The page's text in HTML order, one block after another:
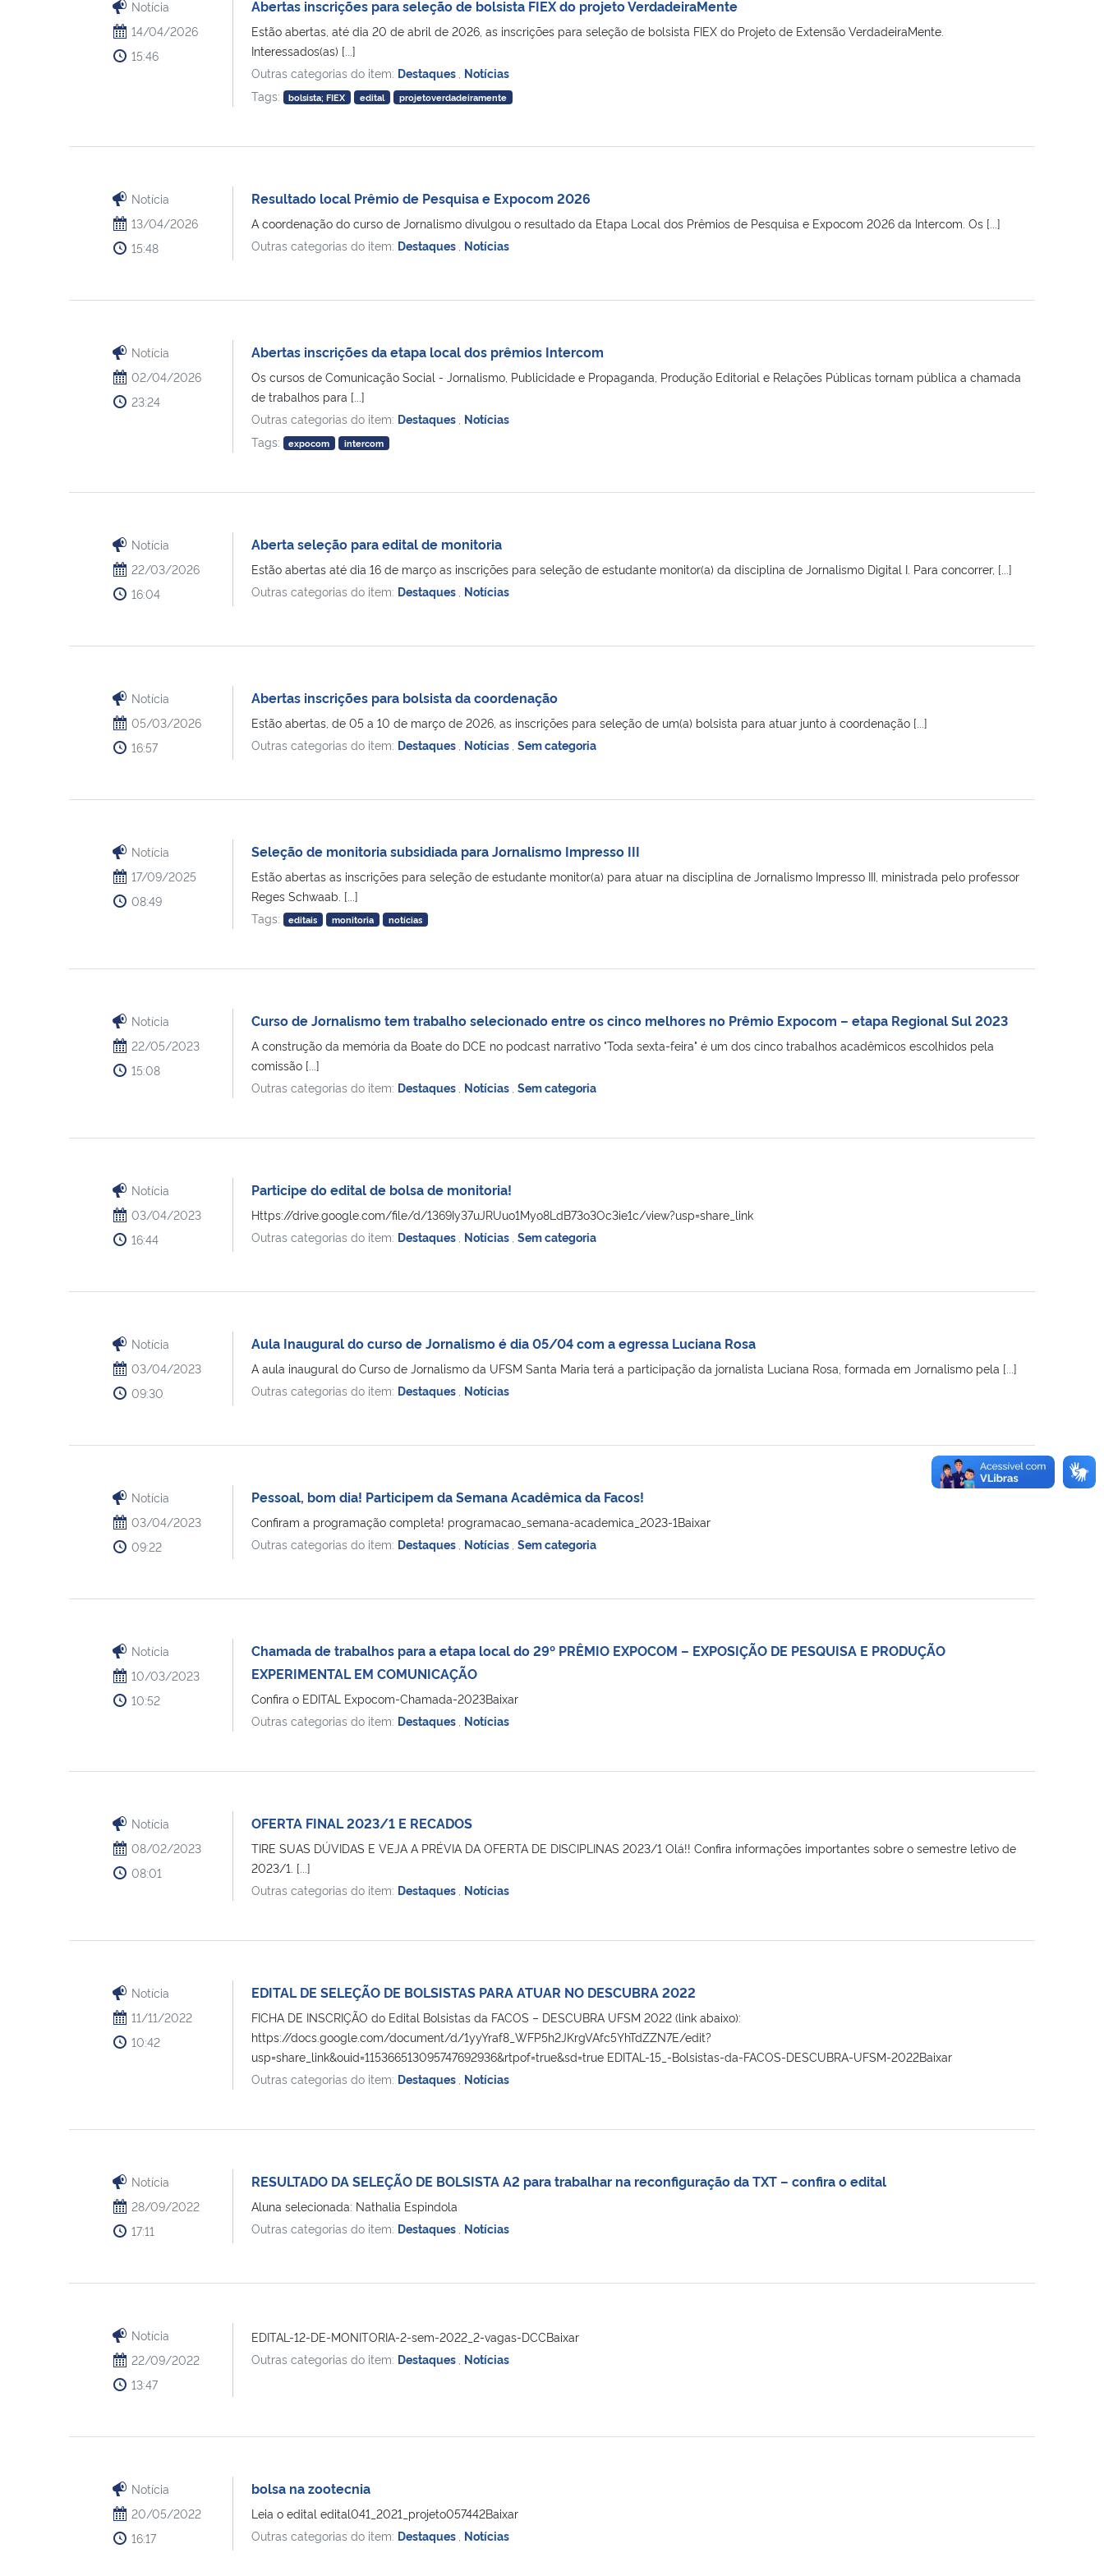
Notícia
14/04/2026
15:46
Abertas inscrições para seleção de bolsista FIEX do projeto VerdadeiraMente
Estão abertas, até dia 20 de abril de 2026, as inscrições para seleção de bolsista FIEX do Projeto de Extensão VerdadeiraMente.
Interessados(as) [...]
Outras categorias do item: Destaques Notícias
Tags:
bolsista; FIEX edital projetoverdadeiramente
Notícia
13/04/2026
15:48
Resultado local Prêmio de Pesquisa e Expocom 2026
A coordenação do curso de Jornalismo divulgou o resultado da Etapa Local dos Prêmios de Pesquisa e Expocom 2026 da Intercom. Os [...]
Outras categorias do item: Destaques Notícias
Notícia
02/04/2026
23:24
Abertas inscrições da etapa local dos prêmios Intercom
Os cursos de Comunicação Social - Jornalismo, Publicidade e Propaganda, Produção Editorial e Relações Públicas tornam pública a chamada
de trabalhos para [...]
Outras categorias do item: Destaques Notícias
Tags:
expocom intercom
Notícia
22/03/2026
16:04
Aberta seleção para edital de monitoria
Estão abertas até dia 16 de março as inscrições para seleção de estudante monitor(a) da disciplina de Jornalismo Digital I. Para concorrer, [...]
Outras categorias do item: Destaques Notícias
Notícia
05/03/2026
16:57
Abertas inscrições para bolsista da coordenação
Estão abertas, de 05 a 10 de março de 2026, as inscrições para seleção de um(a) bolsista para atuar junto à coordenação [...]
Outras categorias do item: Destaques Notícias Sem categoria
Notícia
17/09/2025
08:49
Seleção de monitoria subsidiada para Jornalismo Impresso III
Estão abertas as inscrições para seleção de estudante monitor(a) para atuar na disciplina de Jornalismo Impresso III, ministrada pelo professor
Reges Schwaab. [...]
Tags:
editais monitoria notícias
Notícia
22/05/2023
15:08
Curso de Jornalismo tem trabalho selecionado entre os cinco melhores no Prêmio Expocom – etapa Regional Sul 2023
A construção da memória da Boate do DCE no podcast narrativo "Toda sexta-feira" é um dos cinco trabalhos acadêmicos escolhidos pela
comissão [...]
Outras categorias do item: Destaques Notícias Sem categoria
Notícia
03/04/2023
16:44
Participe do edital de bolsa de monitoria!
Https://drive.google.com/file/d/1369Iy37uJRUuo1Myo8LdB73o3Oc3ie1c/view?usp=share_link
Outras categorias do item: Destaques Notícias Sem categoria
Notícia
03/04/2023
09:30
Aula Inaugural do curso de Jornalismo é dia 05/04 com a egressa Luciana Rosa
A aula inaugural do Curso de Jornalismo da UFSM Santa Maria terá a participação da jornalista Luciana Rosa, formada em Jornalismo pela [...]
Outras categorias do item: Destaques Notícias
Notícia
03/04/2023
09:22
Pessoal, bom dia! Participem da Semana Acadêmica da Facos!
Confiram a programação completa! programacao_semana-academica_2023-1Baixar
Outras categorias do item: Destaques Notícias Sem categoria
Notícia
10/03/2023
10:52
Chamada de trabalhos para a etapa local do 29º PRÊMIO EXPOCOM – EXPOSIÇÃO DE PESQUISA E PRODUÇÃO
EXPERIMENTAL EM COMUNICAÇÃO
Confira o EDITAL Expocom-Chamada-2023Baixar
Outras categorias do item: Destaques Notícias
Notícia
08/02/2023
08:01
OFERTA FINAL 2023/1 E RECADOS
TIRE SUAS DÚVIDAS E VEJA A PRÉVIA DA OFERTA DE DISCIPLINAS 2023/1 Olá!! Confira informações importantes sobre o semestre letivo de
2023/1. [...]
Outras categorias do item: Destaques Notícias
Notícia
11/11/2022
10:42
EDITAL DE SELEÇÃO DE BOLSISTAS PARA ATUAR NO DESCUBRA 2022
FICHA DE INSCRIÇÃO do Edital Bolsistas da FACOS – DESCUBRA UFSM 2022 (link abaixo):
https://docs.google.com/document/d/1yyYraf8_WFP5h2JKrgVAfc5YhTdZZN7E/edit?
usp=share_link&ouid=115366513095747692936&rtpof=true&sd=true EDITAL-15_-Bolsistas-da-FACOS-DESCUBRA-UFSM-2022Baixar
Outras categorias do item: Destaques Notícias
Notícia
28/09/2022
17:11
RESULTADO DA SELEÇÃO DE BOLSISTA A2 para trabalhar na reconfiguração da TXT – confira o edital
Aluna selecionada: Nathalia Espindola
Outras categorias do item: Destaques Notícias
Notícia
22/09/2022
13:47
EDITAL-12-DE-MONITORIA-2-sem-2022_2-vagas-DCCBaixar
Outras categorias do item: Destaques Notícias
Notícia
20/05/2022
16:17
bolsa na zootecnia
Leia o edital edital041_2021_projeto057442Baixar
Outras categorias do item: Destaques Notícias